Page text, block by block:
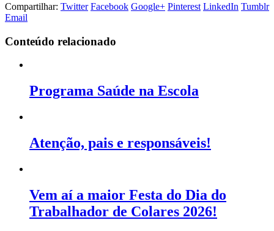
Compartilhar: Twitter Facebook Google+ Pinterest LinkedIn Tumblr
Email
Conteúdo relacionado
Programa Saúde na Escola
Atenção, pais e responsáveis!
Vem aí a maior Festa do Dia do
Trabalhador de Colares 2026!